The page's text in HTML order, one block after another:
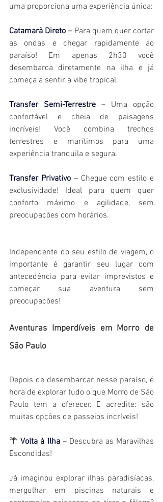
uma proporciona uma experiência única:
Catamarã Direto – Para quem quer cortar
as ondas e chegar rapidamente ao
paraíso! Em apenas 2h30 você
desembarca diretamente na ilha e já
começa a sentir a vibe tropical.
Transfer Semi-Terrestre – Uma opção
confortável e cheia de paisagens
incríveis! Você combina trechos
terrestres e marítimos para uma
experiência tranquila e segura.
Transfer Privativo – Chegue com estilo e
exclusividade! Ideal para quem quer
conforto máximo e agilidade, sem
preocupações com horários.
Independente do seu estilo de viagem, o
importante é garantir seu lugar com
antecedência para evitar imprevistos e
começar sua aventura sem
preocupações!
Aventuras Imperdíveis em Morro de
São Paulo
Depois de desembarcar nesse paraíso, é
hora de explorar tudo o que Morro de São
Paulo tem a oferecer. E acredite: são
muitas opções de passeios incríveis!
🌴 Volta à Ilha – Descubra as Maravilhas
Escondidas!
Já imaginou explorar ilhas paradisíacas,
mergulhar em piscinas naturais e